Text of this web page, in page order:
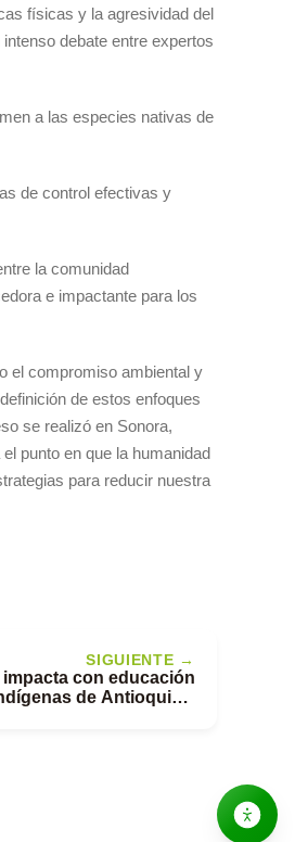
físicas y la agresividad del
debate entre expertos
a las especies nativas de
de control efectivas y
la comunidad
e impactante para los
el compromiso ambiental y
de estos enfoques
se realizó en Sonora,
punto en que la humanidad
para reducir nuestra
SIGUIENTE →
con educación
de Antioquia y